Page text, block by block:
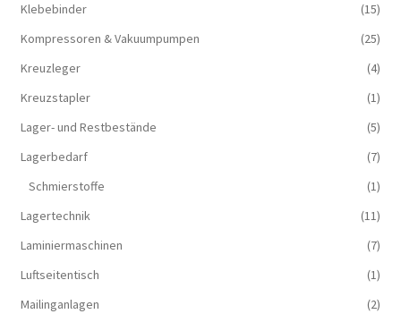
Klebebinder
(15)
Kompressoren & Vakuum­pumpen
(25)
Kreuzleger
(4)
Kreuzstapler
(1)
Lager- und Restbestände
(5)
Lagerbedarf
(7)
Schmierstoffe
(1)
Lagertechnik
(11)
Laminiermaschinen
(7)
Luftseitentisch
(1)
Mailinganlagen
(2)